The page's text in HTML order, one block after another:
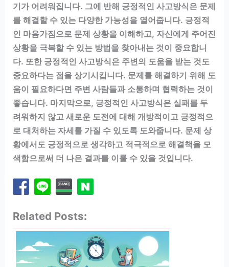
기가 어려워집니다. 그에 반해 긍정적인 사고방식은 문제
를 해결할 수 있는 다양한 가능성을 열어줍니다. 긍정적
인 마음가짐으로 문제 상황을 이해하고, 자신에게 주어진
상황을 극복할 수 있는 방법을 찾아내는 것이 중요합니
다. 또한 긍정적인 사고방식은 주변의 도움을 받는 것도
중요하다는 점을 상기시킵니다. 문제를 해결하기 위해 도
움이 필요하다면 주변 사람들과 소통하며 협력하는 것이
좋습니다. 마지막으로, 긍정적인 사고방식은 실패를 두
려워하지 않고 새로운 도전에 대해 개방적이고 긍정적으
로 대처하는 자세를 가질 수 있도록 도와줍니다. 문제 상
황에서도 긍정적으로 생각하고 적극적으로 해결책을 모
색함으로써 더 나은 결과를 이룰 수 있을 것입니다.
Related Posts: